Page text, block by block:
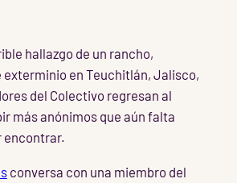
hallazgo de un rancho,
exterminio en Teuchitlán, Jalisco,
del Colectivo regresan al
más anónimos que aún falta
encontrar.
conversa con una miembro del